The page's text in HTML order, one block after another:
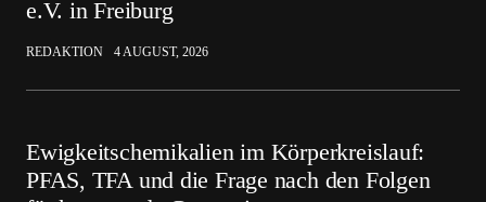
e.V. in Freiburg
REDAKTION 4 AUGUST, 2026
Ewigkeitschemikalien im Körperkreislauf:
PFAS, TFA und die Frage nach den Folgen